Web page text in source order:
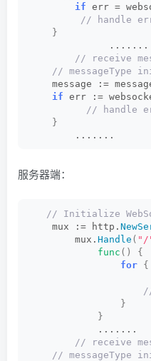
if err =
// handle
}
              .......
// receive
// messageType
message :=
if err :=
// handle
}
        .......
服务器端：
// Initialize
    mux := http.
        mux.
Handle ( "/
func ()
{
for {
}
}
// receive
// messageType